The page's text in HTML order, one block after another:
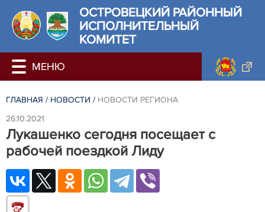
ОСТРОВЕЦКИЙ РАЙОННЫЙ
ИСПОЛНИТЕЛЬНЫЙ
КОМИТЕТ
ГЛАВНАЯ / НОВОСТИ / НОВОСТИ РЕГИОНА
26.10.2021
Лукашенко сегодня посещает с
рабочей поездкой Лиду